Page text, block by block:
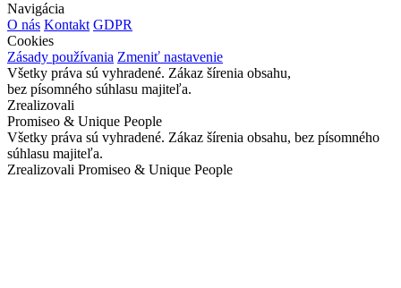
Navigácia
O nás Kontakt GDPR
Cookies
Zásady používania Zmeniť nastavenie
Všetky práva sú vyhradené. Zákaz šírenia obsahu,
bez písomného súhlasu majiteľa.
Zrealizovali
Promiseo & Unique People
Všetky práva sú vyhradené. Zákaz šírenia obsahu, bez písomného
súhlasu majiteľa.
Zrealizovali Promiseo & Unique People